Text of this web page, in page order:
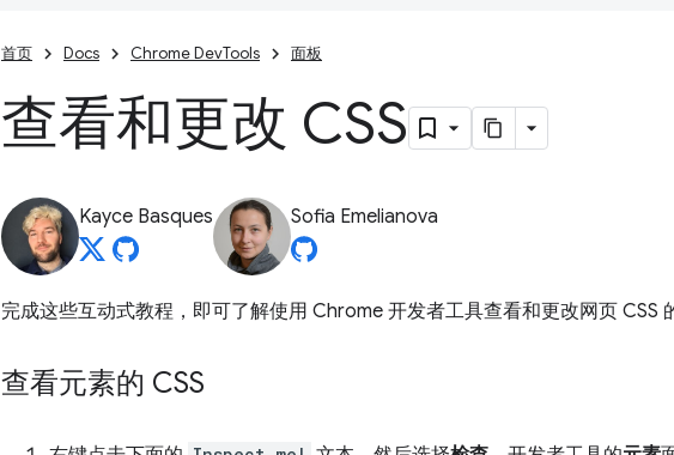
首页 Docs Chrome DevTools 面板
查看和更改 CSS
Kayce Basques Sofia Emelianova
完成这些互动式教程，即可了解使用 Chrome 开发者工具查看和更改网页 CSS
查看元素的 CSS